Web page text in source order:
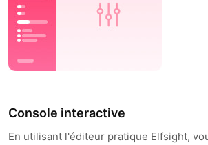
Console interactive
En utilisant l'éditeur pratique Elfsight,